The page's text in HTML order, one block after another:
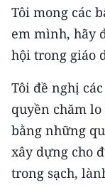
Đồng bằng
Chuyên trang
Chuyên trang
CHUYÊN ĐỀ
CÁC CHUYÊN
Tôi mong các
em mình, hãy
hội trong giáo
Tôi đề nghị
quyền chăm
bằng những
xây dựng cho
trong sạch,